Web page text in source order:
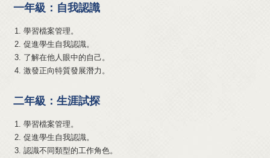
一年級：自我認識
學習檔案管理。
促進學生自我認識。
了解在他人眼中的自己。
激發正向特質發展潛力。
二年級：生涯試探
學習檔案管理。
促進學生自我認識。
認識不同類型的工作角色。